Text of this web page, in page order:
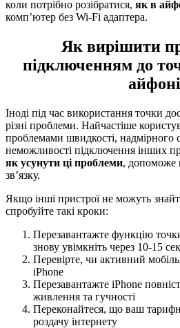
коли потрібно розібратися, як в
комп’ютер без Wi-Fi адаптера.
Як вирішити
підключенням до
айфоні
Іноді під час використання точки
різні проблеми. Найчастіше
проблемами швидкості, надмірного
неможливості підключення інших
як усунути ці проблеми, допоможе
зв’язку.
Якщо інші пристрої не можуть
спробуйте такі кроки:
Перезавантажте функцію
знову увімкніть через 10-15
Перевірте, чи активний
iPhone
Перезавантажте iPhone
живлення та гучності
Переконайтеся, що ваш
роздачу інтернету